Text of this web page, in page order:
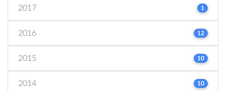
2017 1
2016 12
2015 10
2014 10